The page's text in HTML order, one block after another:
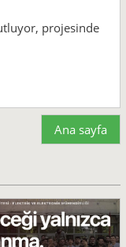
projesinde
Ana sayfa